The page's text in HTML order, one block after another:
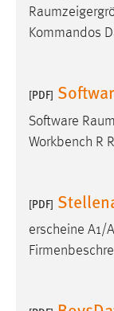
Kommandos
[PDF]
Software Raum
Workbench R
[PDF]
erscheine A1/